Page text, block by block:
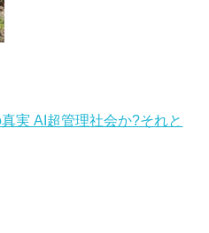
実 AI超管理社会か?それと